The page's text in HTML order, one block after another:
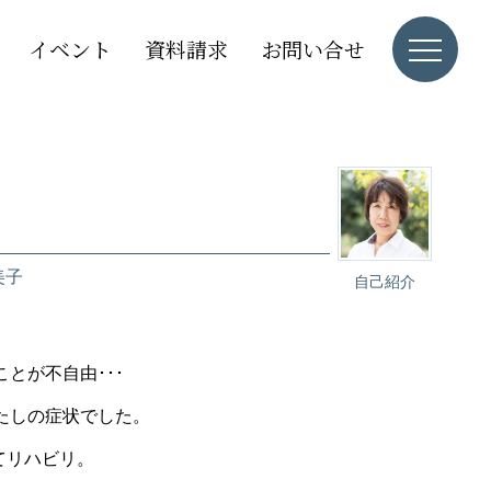
イベント 資料請求 お問い合せ
自己紹介
が不自由･･･
の症状でした。
ハビリ。